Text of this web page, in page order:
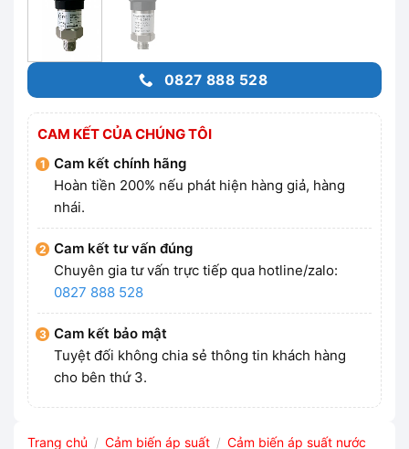
0827 888 528
CAM KẾT CỦA CHÚNG TÔI
Cam kết chính hãng
Hoàn tiền 200% nếu phát hiện hàng giả, hàng
nhái.
Cam kết tư vấn đúng
Chuyên gia tư vấn trực tiếp qua hotline/zalo:
0827 888 528
Cam kết bảo mật
Tuyệt đối không chia sẻ thông tin khách hàng
cho bên thứ 3.
Trang chủ / Cảm biến áp suất / Cảm biến áp suất nước